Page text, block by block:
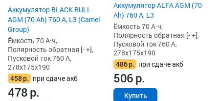
Аккумулятор BLACK BULL
AGM (70 Ah) 760 А, L3 (Camel
Group)
Ёмкость 70 А·ч,
Полярность обратная [- +],
Пусковой ток 760 А,
278x175x190
458р. при сдаче акб
478р.
Аккумулятор ALFA AGM (70
Ah) 760 А, L3
Ёмкость 70 А·ч,
Полярность обратная [- +],
Пусковой ток 760 А,
278x175x190
486р. при сдаче акб
506р.
Купить